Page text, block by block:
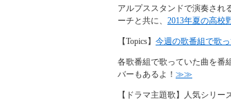
アルプススタンドで演奏され
ーチと共に、 2013年夏の高
【Topics】 今週の歌番組で歌
各歌番組で歌っていた曲を番
バーもあるよ！ ≫≫
【ドラマ主題歌】人気シリー